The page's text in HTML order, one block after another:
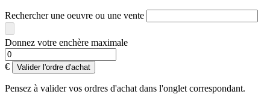
Rechercher une oeuvre ou une vente
Donnez votre enchère maximale
€ Valider l'ordre d'achat
Pensez à valider vos ordres d'achat dans l'onglet correspondant.